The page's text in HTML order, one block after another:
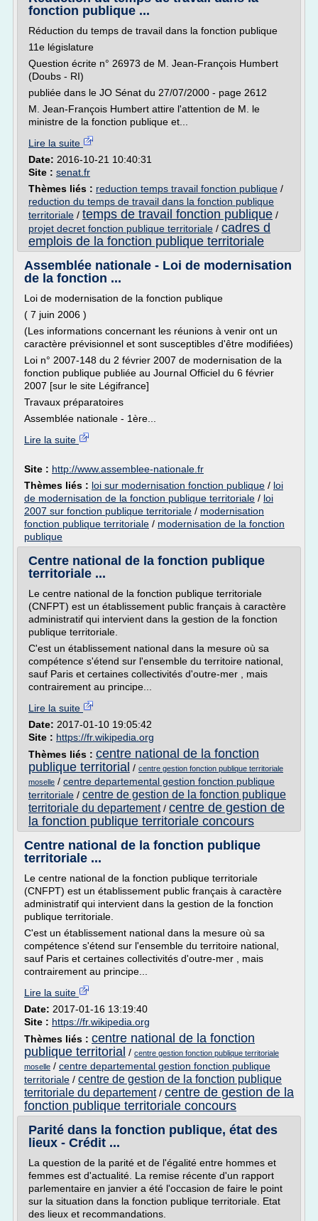
fonction publique ...
Réduction du temps de travail dans la fonction publique
11e législature
Question écrite n° 26973 de M. Jean-François Humbert
(Doubs - RI)
publiée dans le JO Sénat du 27/07/2000 - page 2612
M. Jean-François Humbert attire l'attention de M. le
ministre de la fonction publique et...
Lire la suite
Date: 2016-10-21 10:40:31
Site : senat.fr
Thèmes liés : reduction temps travail fonction publique /
reduction du temps de travail dans la fonction publique
territoriale / temps de travail fonction publique /
projet decret fonction publique territoriale / cadres d
emplois de la fonction publique territoriale
Assemblée nationale - Loi de modernisation
de la fonction ...
Loi de modernisation de la fonction publique
( 7 juin 2006 )
(Les informations concernant les réunions à venir ont un
caractère prévisionnel et sont susceptibles d'être modifiées)
Loi n° 2007-148 du 2 février 2007 de modernisation de la
fonction publique publiée au Journal Officiel du 6 février
2007 [sur le site Légifrance]
Travaux préparatoires
Assemblée nationale - 1ère...
Lire la suite
Site : http://www.assemblee-nationale.fr
Thèmes liés : loi sur modernisation fonction publique / loi
de modernisation de la fonction publique territoriale / loi
2007 sur fonction publique territoriale / modernisation
fonction publique territoriale / modernisation de la fonction
publique
Centre national de la fonction publique
territoriale ...
Le centre national de la fonction publique territoriale
(CNFPT) est un établissement public français à caractère
administratif qui intervient dans la gestion de la fonction
publique territoriale.
C'est un établissement national dans la mesure où sa
compétence s'étend sur l'ensemble du territoire national,
sauf Paris et certaines collectivités d'outre-mer , mais
contrairement au principe...
Lire la suite
Date: 2017-01-10 19:05:42
Site : https://fr.wikipedia.org
Thèmes liés : centre national de la fonction
publique territorial / centre gestion fonction publique territoriale
moselle / centre departemental gestion fonction publique
territoriale / centre de gestion de la fonction publique
territoriale du departement/ centre de gestion de
la fonction publique territoriale concours
Centre national de la fonction publique
territoriale ...
Le centre national de la fonction publique territoriale
(CNFPT) est un établissement public français à caractère
administratif qui intervient dans la gestion de la fonction
publique territoriale.
C'est un établissement national dans la mesure où sa
compétence s'étend sur l'ensemble du territoire national,
sauf Paris et certaines collectivités d'outre-mer , mais
contrairement au principe...
Lire la suite
Date: 2017-01-16 13:19:40
Site : https://fr.wikipedia.org
Thèmes liés : centre national de la fonction
publique territorial / centre gestion fonction publique territoriale
moselle / centre departemental gestion fonction publique
territoriale / centre de gestion de la fonction publique
territoriale du departement/ centre de gestion de la
fonction publique territoriale concours
Parité dans la fonction publique, état des
lieux - Crédit ...
La question de la parité et de l'égalité entre hommes et
femmes est d'actualité. La remise récente d'un rapport
parlementaire en janvier a été l'occasion de faire le point
sur la situation dans la fonction publique territoriale. Etat
des lieux et recommandations.